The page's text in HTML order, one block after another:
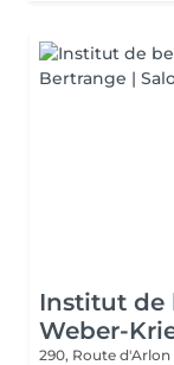
Institut de
Weber-
290, Route d'Arlon